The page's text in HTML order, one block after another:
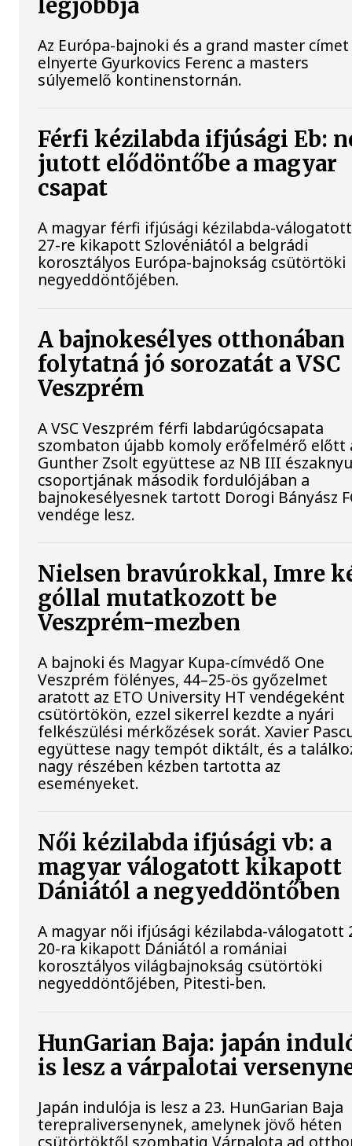
legjobbja
Az Európa-bajnoki és a grand master
elnyerte Gyurkovics Ferenc a masters
súlyemelő kontinenstornán.
Férfi kézilabda ifjúsági Eb:
jutott elődöntőbe a magyar
csapat
A magyar férfi ifjúsági kézilabda-
27-re kikapott Szlovéniától a belgrádi
korosztályos Európa-bajnokság csütörtöki
negyeddöntőjében.
A bajnokesélyes otthonában
folytatná jó sorozatát a VSC
Veszprém
A VSC Veszprém férfi labdarúgócsapata
szombaton újabb komoly erőfelmérő előtt
Gunther Zsolt együttese az NB III
csoportjának második fordulójában a
bajnokesélyesnek tartott Dorogi Bányász
vendége lesz.
Nielsen bravúrokkal, Imre
góllal mutatkozott be
Veszprém-mezben
A bajnoki és Magyar Kupa-címvédő One
Veszprém fölényes, 44–25-ös győzelmet
aratott az ETO University HT vendégeként
csütörtökön, ezzel sikerrel kezdte a nyári
felkészülési mérkőzések sorát. Xavier
együttese nagy tempót diktált, és a
nagy részében kézben tartotta az
eseményeket.
Női kézilabda ifjúsági vb: a
magyar válogatott kikapott
Dániától a negyeddöntőben
A magyar női ifjúsági kézilabda-válogatott
20-ra kikapott Dániától a romániai
korosztályos világbajnokság csütörtöki
negyeddöntőjében, Pitesti-ben.
HunGarian Baja: japán
is lesz a várpalotai
Japán indulója is lesz a 23. HunGarian Baja
terepraliversenynek, amelynek jövő héten
csütörtöktől szombatig Várpalota ad